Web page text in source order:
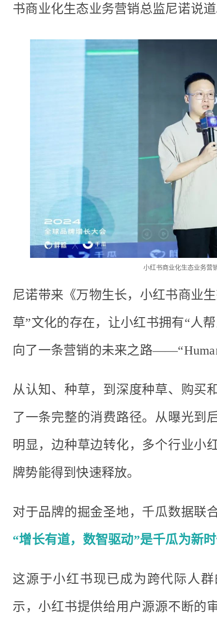
书商业化生态业务营销总监尼诺说
小红书商业化生态业务营
尼诺带来《万物生长，小红书商业
草”文化的存在，让小红书拥有“人
向了一条营销的未来之路
从认知、种草，到深度种草、购买
了一条完整的消费路径。从曝光到
明显，边种草边转化，多个行业小
牌势能得到快速释放。
对于品牌的掘金圣地，千瓜数据联
“增长有道，数智驱动”是千瓜为新
这源于小红书现已成为跨代际人
示，小红书提供给用户源源不断的